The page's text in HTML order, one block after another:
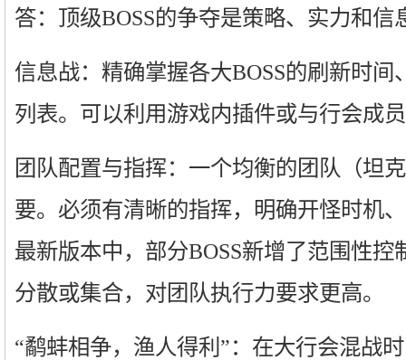
答：顶级BOSS的争夺是策略、实力和信
信息战：精确掌握各大BOSS的刷新时
列表。可以利用游戏内插件或与行会成
团队配置与指挥：一个均衡的团队（坦
要。必须有清晰的指挥，明确开怪时机
最新版本中，部分BOSS新增了范围性
分散或集合，对团队执行力要求更高。
“鹬蚌相争，渔人得利”：在大行会混战